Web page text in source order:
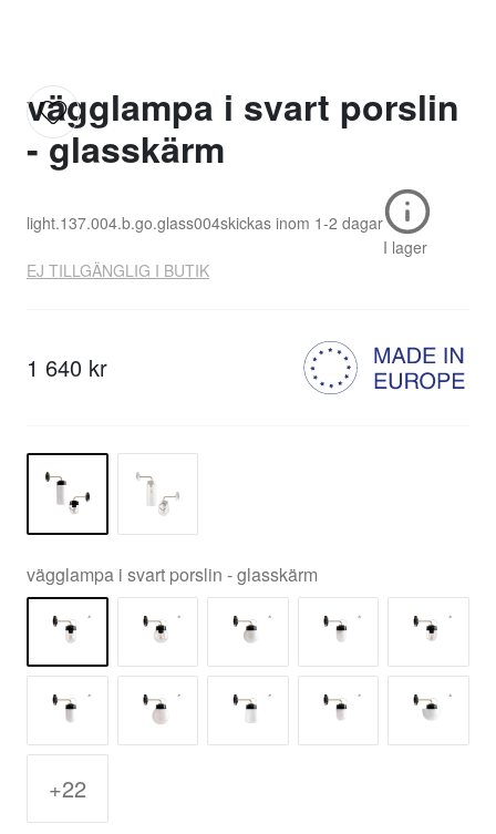
vägglampa i svart porslin
- glasskärm
light.137.004.b.go.glass004skickas inom 1-2 dagar
I lager
EJ TILLGÄNGLIG I BUTIK
1 640 kr
vägglampa i svart porslin - glasskärm
+22